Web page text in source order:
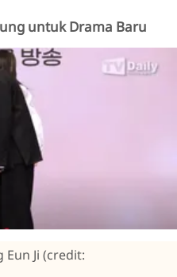
untuk Drama Baru
Eun Ji (credit: